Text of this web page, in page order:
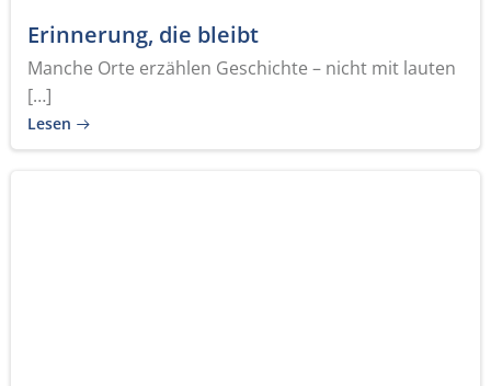
Erinnerung, die bleibt
Manche Orte erzählen Geschichte – nicht mit lauten
[…]
Lesen